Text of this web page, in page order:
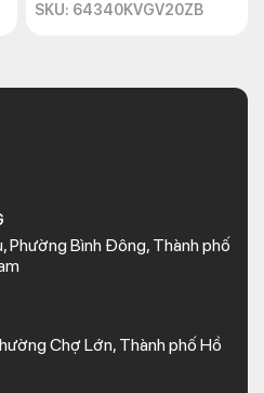
SKU: 64340KVGV20ZB
Phường Bình Đông, Thành phố
Chợ Lớn, Thành phố Hồ